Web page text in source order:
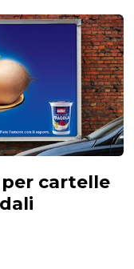
cartelle